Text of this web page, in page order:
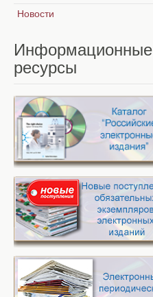
Новости
Информационные
ресурсы